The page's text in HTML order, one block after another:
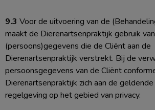
9.3 Voor de uitvoering van de
maakt de Dierenartsenpraktijk gebruik
(persoons)gegevens die de Cliënt aan de
Dierenartsenpraktijk verstrekt. Bij de
persoonsgegevens van de Cliënt
Dierenartsenpraktijk zich aan de
regelgeving op het gebied van privacy.